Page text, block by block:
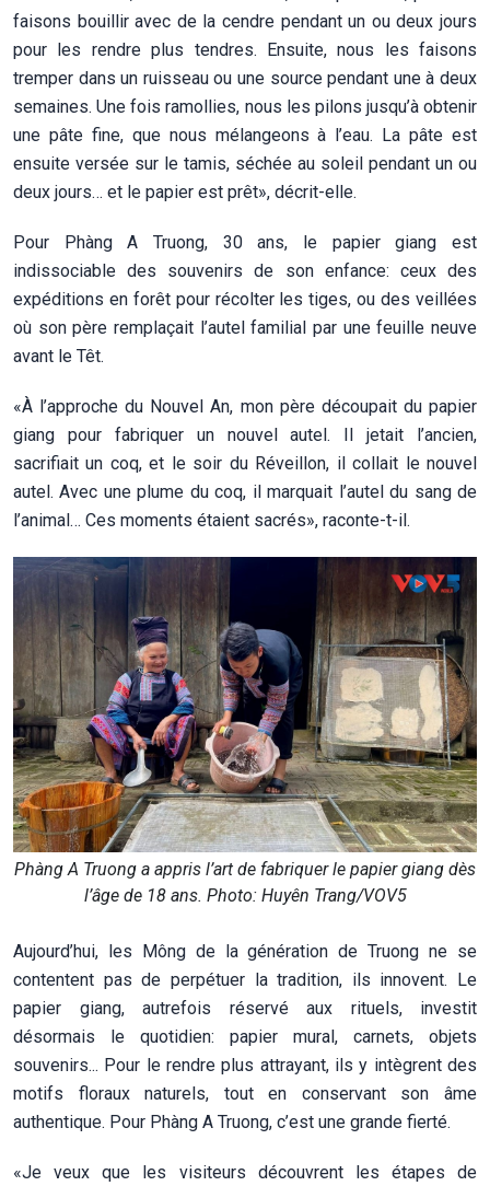
faisons bouillir avec de la cendre pendant un ou deux jours
pour les rendre plus tendres. Ensuite, nous les faisons
tremper dans un ruisseau ou une source pendant une à deux
semaines. Une fois ramollies, nous les pilons jusqu’à obtenir
une pâte fine, que nous mélangeons à l’eau. La pâte est
ensuite versée sur le tamis, séchée au soleil pendant un ou
deux jours… et le papier est prêt», décrit-elle.
Pour Phàng A Truong, 30 ans, le papier giang est
indissociable des souvenirs de son enfance: ceux des
expéditions en forêt pour récolter les tiges, ou des veillées
où son père remplaçait l’autel familial par une feuille neuve
avant le Têt.
«À l’approche du Nouvel An, mon père découpait du papier
giang pour fabriquer un nouvel autel. Il jetait l’ancien,
sacrifiait un coq, et le soir du Réveillon, il collait le nouvel
autel. Avec une plume du coq, il marquait l’autel du sang de
l’animal… Ces moments étaient sacrés», raconte-t-il.
Phàng A Truong a appris l’art de fabriquer le papier giang dès
l’âge de 18 ans. Photo: Huyên Trang/VOV5
Aujourd’hui, les Mông de la génération de Truong ne se
contentent pas de perpétuer la tradition, ils innovent. Le
papier giang, autrefois réservé aux rituels, investit
désormais le quotidien: papier mural, carnets, objets
souvenirs... Pour le rendre plus attrayant, ils y intègrent des
motifs floraux naturels, tout en conservant son âme
authentique. Pour Phàng A Truong, c’est une grande fierté.
«Je veux que les visiteurs découvrent les étapes de